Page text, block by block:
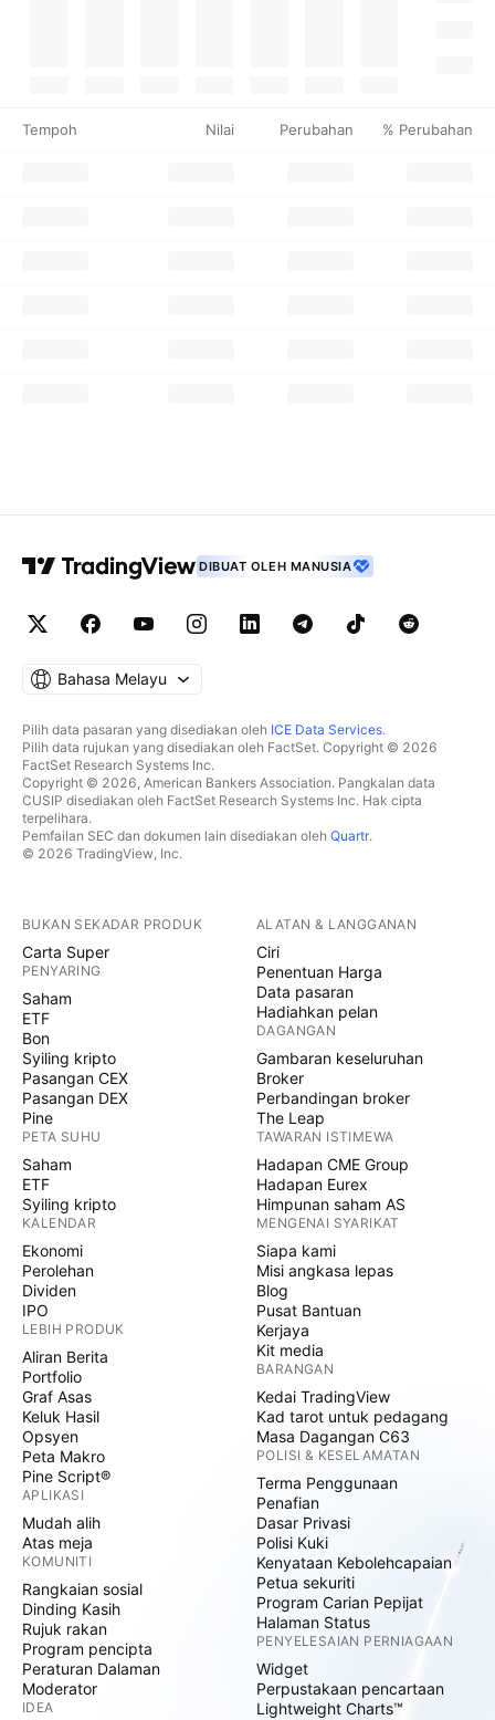
Tempoh Nilai Perubahan % Perubahan
DIBUAT OLEH MANUSIA
Bahasa Melayu
Pilih data pasaran yang disediakan oleh ICE Data Services.
Pilih data rujukan yang disediakan oleh FactSet. Copyright © 2026
FactSet Research Systems Inc.
Copyright © 2026, American Bankers Association. Pangkalan data
CUSIP disediakan oleh FactSet Research Systems Inc. Hak cipta
terpelihara.
Pemfailan SEC dan dokumen lain disediakan oleh Quartr.
© 2026 TradingView, Inc.
BUKAN SEKADAR PRODUK
Carta Super
PENYARING
Saham
ETF
Bon
Syiling kripto
Pasangan CEX
Pasangan DEX
Pine
PETA SUHU
Saham
ETF
Syiling kripto
KALENDAR
Ekonomi
Perolehan
Dividen
IPO
LEBIH PRODUK
Aliran Berita
Portfolio
Graf Asas
Keluk Hasil
Opsyen
Peta Makro
Pine Script®
APLIKASI
Mudah alih
Atas meja
KOMUNITI
Rangkaian sosial
Dinding Kasih
Rujuk rakan
Program pencipta
Peraturan Dalaman
Moderator
IDEA
ALATAN & LANGGANAN
Ciri
Penentuan Harga
Data pasaran
Hadiahkan pelan
DAGANGAN
Gambaran keseluruhan
Broker
Perbandingan broker
The Leap
TAWARAN ISTIMEWA
Hadapan CME Group
Hadapan Eurex
Himpunan saham AS
MENGENAI SYARIKAT
Siapa kami
Misi angkasa lepas
Blog
Pusat Bantuan
Kerjaya
Kit media
BARANGAN
Kedai TradingView
Kad tarot untuk pedagang
Masa Dagangan C63
POLISI & KESELAMATAN
Terma Penggunaan
Penafian
Dasar Privasi
Polisi Kuki
Kenyataan Kebolehcapaian
Petua sekuriti
Program Carian Pepijat
Halaman Status
PENYELESAIAN PERNIAGAAN
Widget
Perpustakaan pencartaan
Lightweight Charts™